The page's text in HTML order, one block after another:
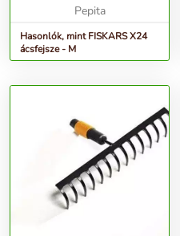
Pepita
Hasonlók, mint FISKARS X24
ácsfejsze - M